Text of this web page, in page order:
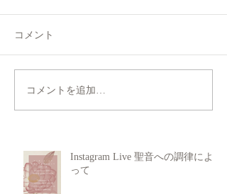
コメント
コメントを追加…
Instagram Live 聖音への調律によ
って